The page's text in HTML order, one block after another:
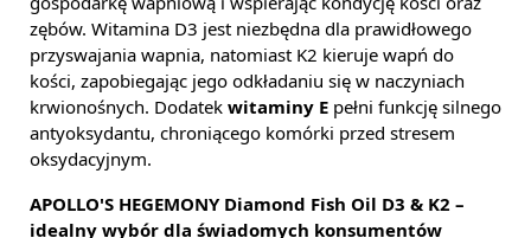
zębów. Witamina D3 jest niezbędna dla prawidłowego
przyswajania wapnia, natomiast K2 kieruje wapń do
kości, zapobiegając jego odkładaniu się w naczyniach
krwionośnych. Dodatek witaminy E pełni funkcję silnego
antyoksydantu, chroniącego komórki przed stresem
oksydacyjnym.
APOLLO'S HEGEMONY Diamond Fish Oil D3 & K2 –
idealny wybór dla świadomych konsumentów